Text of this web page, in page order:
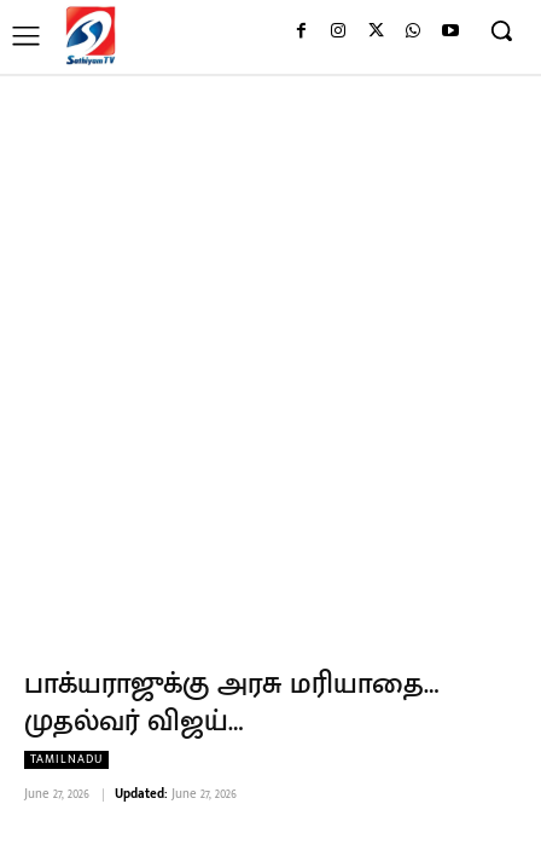
பாக்யராஜுக்கு அரசு மரியாதை…
முதல்வர் விஜய்…
TAMILNADU
June 27, 2026 Updated: June 27, 2026